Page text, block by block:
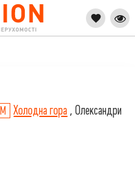
Холодна гора , Олександри